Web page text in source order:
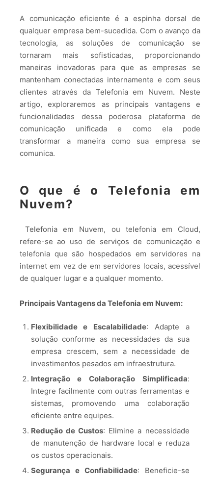
A comunicação eficiente é a espinha dorsal de
qualquer empresa bem-sucedida. Com o avanço da
tecnologia, as soluções de comunicação se
tornaram mais sofisticadas, proporcionando
maneiras inovadoras para que as empresas se
mantenham conectadas internamente e com seus
clientes através da Telefonia em Nuvem. Neste
artigo, exploraremos as principais vantagens e
funcionalidades dessa poderosa plataforma de
comunicação unificada e como ela pode
transformar a maneira como sua empresa se
comunica.
O que é o Telefonia em
Nuvem?
Telefonia em Nuvem, ou telefonia em Cloud,
refere-se ao uso de serviços de comunicação e
telefonia que são hospedados em servidores na
internet em vez de em servidores locais, acessível
de qualquer lugar e a qualquer momento.
Principais Vantagens da Telefonia em Nuvem:
Flexibilidade e Escalabilidade: Adapte a
solução conforme as necessidades da sua
empresa crescem, sem a necessidade de
investimentos pesados em infraestrutura.
Integração e Colaboração Simplificada:
Integre facilmente com outras ferramentas e
sistemas, promovendo uma colaboração
eficiente entre equipes.
Redução de Custos: Elimine a necessidade
de manutenção de hardware local e reduza
os custos operacionais.
Segurança e Confiabilidade: Beneficie-se